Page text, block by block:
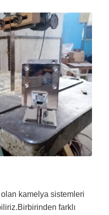
kamelya sistemleri
farklı